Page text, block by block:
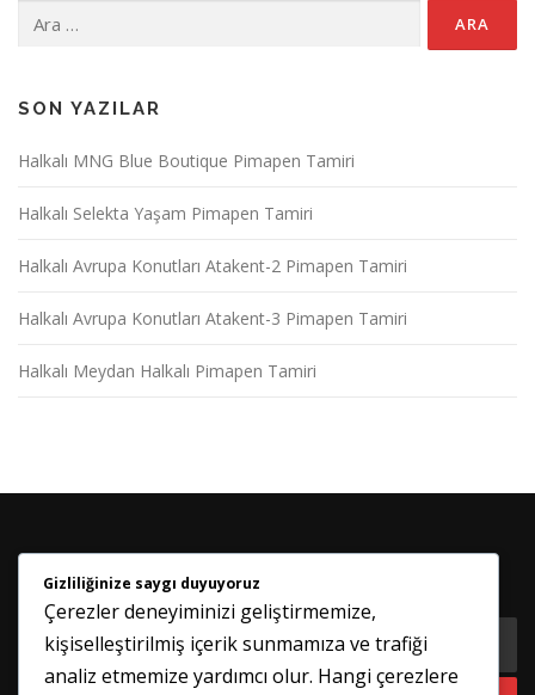
SON YAZILAR
Halkalı MNG Blue Boutique Pimapen Tamiri
Halkalı Selekta Yaşam Pimapen Tamiri
Halkalı Avrupa Konutları Atakent-2 Pimapen Tamiri
Halkalı Avrupa Konutları Atakent-3 Pimapen Tamiri
Halkalı Meydan Halkalı Pimapen Tamiri
HABER BÜLTENIMIZE KATILIN
Gizliliğinize saygı duyuyoruz
Çerezler deneyiminizi geliştirmemize,
kişiselleştirilmiş içerik sunmamıza ve trafiği
analiz etmemize yardımcı olur. Hangi çerezlere